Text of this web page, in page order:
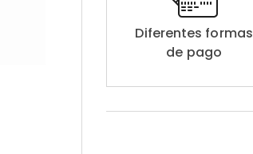
Diferentes formas
de pago